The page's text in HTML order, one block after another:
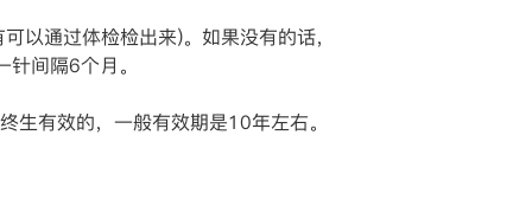
以通过体检检出来)。如果没有的话，
间隔6个月。
生有效的，一般有效期是10年左右。